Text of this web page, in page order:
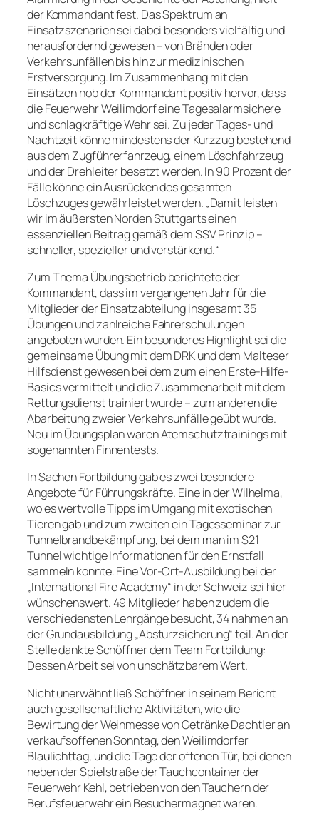
der Kommandant fest. Das Spektrum an
Einsatzszenarien sei dabei besonders vielfältig und
herausfordernd gewesen – von Bränden oder
Verkehrsunfällen bis hin zur medizinischen
Erstversorgung. Im Zusammenhang mit den
Einsätzen hob der Kommandant positiv hervor, dass
die Feuerwehr Weilimdorf eine Tagesalarmsichere
und schlagkräftige Wehr sei. Zu jeder Tages- und
Nachtzeit könne mindestens der Kurzzug bestehend
aus dem Zugführerfahrzeug, einem Löschfahrzeug
und der Drehleiter besetzt werden. In 90 Prozent der
Fälle könne ein Ausrücken des gesamten
Löschzuges ge­währleis­tet werden. „Damit leisten
wir im äußersten Norden Stuttgarts einen
essenziellen Beitrag gemäß dem SSV Prinzip –
schneller, spezieller und verstärkend.“
Zum Thema Übungsbetrieb berichtete der
Kommandant, dass im vergangenen Jahr für die
Mitglieder der Einsatzabteilung insgesamt 35
Übungen und zahlreiche Fahrerschulungen
angeboten wurden. Ein besonderes Highlight sei die
gemeinsame Übung mit dem DRK und dem Malteser
Hilfsdienst gewesen bei dem zum einen Erste-Hilfe-
Basics vermittelt und die Zusammenarbeit mit dem
Rettungsdienst trainiert wurde – zum anderen die
Abarbeitung zweier Verkehrsunfälle geübt wurde.
Neu im Übungsplan waren Atemschutztrainings mit
sogenannten Finnentests.
In Sachen Fortbildung gab es zwei besondere
Angebote für Führungskräfte. Eine in der Wilhelma,
wo es wertvolle Tipps im Umgang mit exotischen
Tieren gab und zum zweiten ein Tagesseminar zur
Tunnelbrandbekämpfung, bei dem man im S21
Tunnel wichtige Informationen für den Ernstfall
sammeln konnte. Eine Vor-Ort-Ausbildung bei der
„International Fire Academy“ in der Schweiz sei hier
wünschenswert. 49 Mitglieder haben zudem die
verschiedensten Lehrgänge besucht, 34 nahmen an
der Grundausbildung „Absturzsicherung“ teil. An der
Stelle dankte Schöffner dem Team Fortbildung:
Dessen Arbeit sei von unschätzbarem Wert.
Nicht unerwähnt ließ Schöffner in seinem Bericht
auch gesellschaftliche Aktivitäten, wie die
Bewirtung der Weinmesse von Getränke Dachtler an
verkaufsoffenen Sonntag, den Weilimdorfer
Blaulichttag, und die Tage der offenen Tür, bei denen
neben der Spielstraße der Tauchcontainer der
Feuerwehr Kehl, betrieben von den Tauchern der
Berufsfeuerwehr ein Besuchermagnet waren.